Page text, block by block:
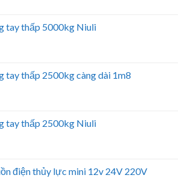
tay thấp 5000kg Niuli
tay thấp 2500kg càng dài 1m8
tay thấp 2500kg Niuli
điện thủy lực mini 12v 24V 220V